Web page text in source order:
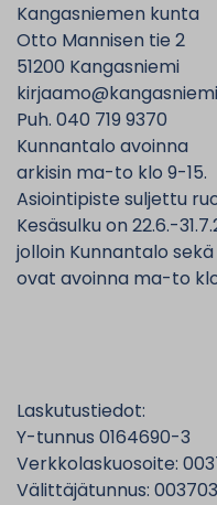
Kangasniemen kunta
Otto Mannisen tie 2
51200 Kangasniemi
Puh. 040 719 9370
Kunnantalo avoinna
arkisin ma-to klo 9-15.
Asiointipiste suljettu
Kesäsulku on 22.6.-
jolloin Kunnantalo
ovat avoinna ma-to
Laskutustiedot:
Y-tunnus 0164690-3
Verkkolaskuosoite:
Välittäjätunnus: